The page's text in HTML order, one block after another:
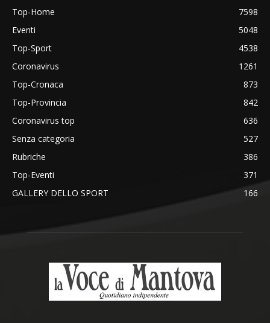
Top-Home
7598
Eventi
5048
Top-Sport
4538
Coronavirus
1261
Top-Cronaca
873
Top-Provincia
842
Coronavirus top
636
Senza categoria
527
Rubriche
386
Top-Eventi
371
GALLERY DELLO SPORT
166